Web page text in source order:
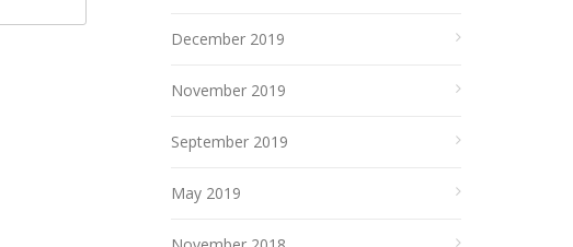
December 2019
November 2019
September 2019
May 2019